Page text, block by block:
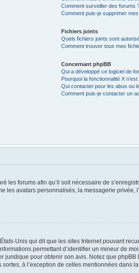
Comment surveiller des forums
Comment puis-je supprimer
Fichiers joints
Quels fichiers joints sont
Comment trouver tous mes
Concernant phpBB
Qui a développé ce logiciel de
Pourquoi la fonctionnalité X
Qui contacter pour les abus ou
Comment puis-je contacter un
les forums afin qu’il soit nécessaire de
avatars personnalisés, la messagerie privée,
Unis qui dit que les sites Internet pouvant
permettant d’identifier un mineur de
juridique pour obtenir son avis. Notez que
à l’exception de celles mentionnées dans